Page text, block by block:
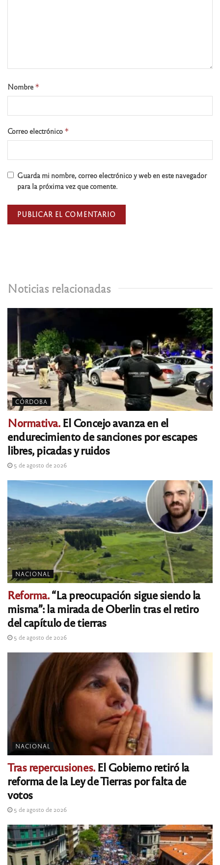
Noticias relacionadas
CÓRDOBA
Normativa.El Concejo avanza en el
endurecimiento de sanciones por escapes
libres, picadas y ruidos
5 de agosto de 2026
NACIONAL
Reforma.“La preocupación sigue siendo la
misma”: la mirada de Oberlin tras el retiro
del capítulo de tierras
5 de agosto de 2026
NACIONAL
Tras repercusiones.El Gobierno retiró la
reforma de la Ley de Tierras por falta de
votos
5 de agosto de 2026
Nombre *
Correo electrónico *
Guarda mi nombre, correo electrónico y web en este navegador
para la próxima vez que comente.